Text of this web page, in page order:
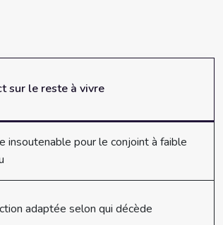
sur le reste à vivre
insoutenable pour le conjoint à faible
adaptée selon qui décède